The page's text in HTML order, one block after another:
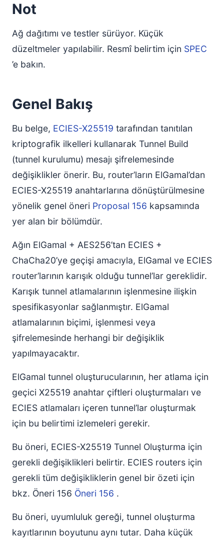
Oluşturma İsteği Kayıtları
Kayıtların simetrik olarak şifrelenmesi
İstek Kaydı Anahtarları (ECIES)
İstek Kaydı Şifrelemesi (ElGamal; açık anahtarlı
Şifreleme Şeması)
şifreleme yöntemi)
Güvenlik Analizi
Gerekçe
Uygulama Notları
Sorunlar
Geçiş
Kaynaklar
Not
Ağ dağıtımı ve testler sürüyor. Küçük
düzeltmeler yapılabilir. Resmî belirtim için SPEC
’e bakın.
Genel Bakış
Bu belge, ECIES-X25519 tarafından tanıtılan
kriptografik ilkelleri kullanarak Tunnel Build
(tunnel kurulumu) mesajı şifrelemesinde
değişiklikler önerir. Bu, router’ların ElGamal’dan
ECIES-X25519 anahtarlarına dönüştürülmesine
yönelik genel öneri Proposal 156 kapsamında
yer alan bir bölümdür.
Ağın ElGamal + AES256’tan ECIES +
ChaCha20’ye geçişi amacıyla, ElGamal ve ECIES
router’larının karışık olduğu tunnel’lar gereklidir.
Karışık tunnel atlamalarının işlenmesine ilişkin
spesifikasyonlar sağlanmıştır. ElGamal
atlamalarının biçimi, işlenmesi veya
şifrelemesinde herhangi bir değişiklik
yapılmayacaktır.
ElGamal tunnel oluşturucularının, her atlama için
geçici X25519 anahtar çiftleri oluşturmaları ve
ECIES atlamaları içeren tunnel’lar oluşturmak
için bu belirtimi izlemeleri gerekir.
Bu öneri, ECIES-X25519 Tunnel Oluşturma için
gerekli değişiklikleri belirtir. ECIES routers için
gerekli tüm değişikliklerin genel bir özeti için
bkz. Öneri 156 Öneri 156 .
Bu öneri, uyumluluk gereği, tunnel oluşturma
kayıtlarının boyutunu aynı tutar. Daha küçük